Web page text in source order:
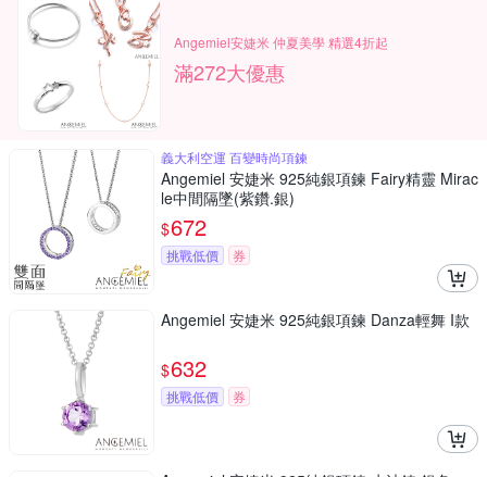
Angemiel安婕米 仲夏美學 精選4折起
滿272大優惠
義大利空運 百變時尚項鍊
Angemiel 安婕米 925純銀項鍊 Fairy精靈 Mirac
le中間隔墜(紫鑽.銀)
$672
挑戰低價 券
Angemiel 安婕米 925純銀項鍊 Danza輕舞 I款
$632
挑戰低價 券